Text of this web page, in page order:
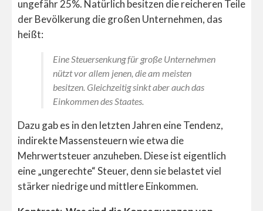
ungefähr 25%. Natürlich besitzen die reicheren Teile
der Bevölkerung die großen Unternehmen, das
heißt:
Eine Steuersenkung für große Unternehmen
nützt vor allem jenen, die am meisten
besitzen. Gleichzeitig sinkt aber auch das
Einkommen des Staates.
Dazu gab es in den letzten Jahren eine Tendenz,
indirekte Massensteuern wie etwa die
Mehrwertsteuer anzuheben. Diese ist eigentlich
eine „ungerechte“ Steuer, denn sie belastet viel
stärker niedrige und mittlere Einkommen.